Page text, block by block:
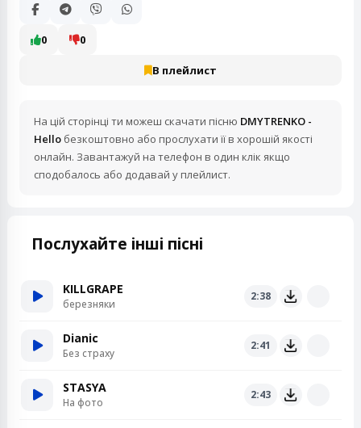
0 0
В плейлист
На цій сторінці ти можеш скачати пісню DMYTRENKO -
Hello безкоштовно або прослухати її в хорошій якості
онлайн. Завантажуй на телефон в один клік якщо
сподобалось або додавай у плейлист.
Послухайте інші пісні
KILLGRAPE
березняки
2:38
Dianic
Без страху
2:41
STASYA
На фото
2:43